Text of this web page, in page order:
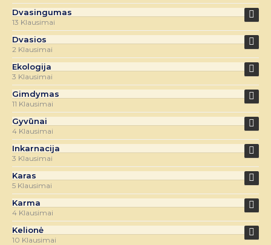
Dvasingumas
13 Klausimai
Dvasios
2 Klausimai
Ekologija
3 Klausimai
Gimdymas
11 Klausimai
Gyvūnai
4 Klausimai
Inkarnacija
3 Klausimai
Karas
5 Klausimai
Karma
4 Klausimai
Kelionė
10 Klausimai